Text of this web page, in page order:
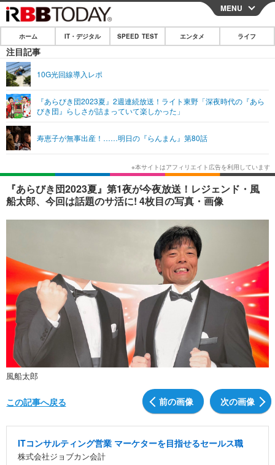
CLOSE
ホーム
IT・デジタル
ネタ ガジェット・ツール
ショッピング その他
SPEED TEST
エンタメ
エンタメTOP 映画・ドラマ
韓国・芸能
音楽 スポーツ
その他
ライフ
ライフTOP グルメ
ペット ショッピング
その他
リリース一覧
プッシュ通知の停止方法
MENU
ホーム IT・デジタル SPEED TEST エンタメ ライフ
注目記事
10G光回線導入レポ
『あらびき団2023夏』2週連続放送！ライト東野「深夜時代の『あら
びき団』らしさが詰まっていて楽しかった」
寿恵子が無事出産！……明日の『らんまん』第80話
『あらびき団2023夏』第1夜が今夜放送！レジェンド・風
船太郎、今回は話題のサ活に! 4枚目の写真・画像
風船太郎
前の画像 次の画像
この記事へ戻る
ITコンサルティング営業 マーケターを目指せるセールス職
株式会社ジョブカン会計